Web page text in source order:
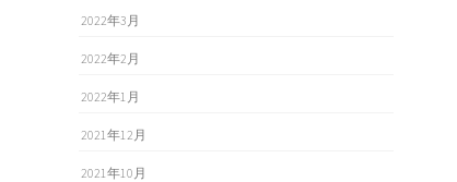
2022年3月
2022年2月
2022年1月
2021年12月
2021年10月